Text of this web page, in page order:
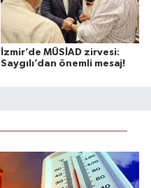
İzmir’de MÜSİAD zirvesi:
Saygılı’dan önemli mesaj!